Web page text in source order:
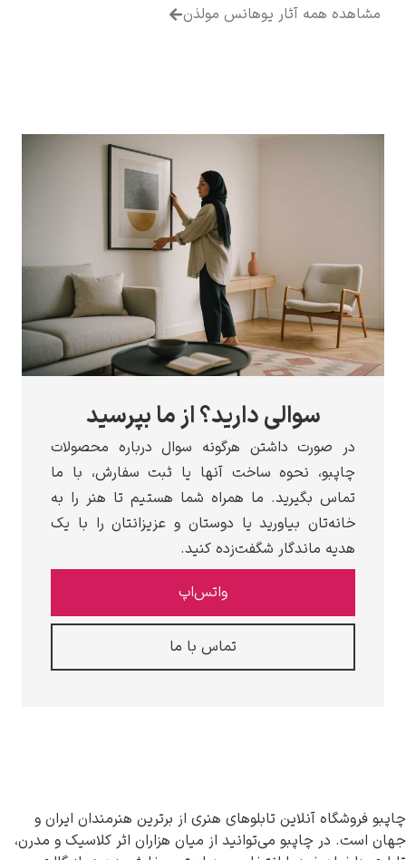
همه آثار یوهانس مولذن
سوالی دارید؟ از ما بپرسید
صورت داشتن هرگونه سوال درباره محصولات
نحوه ساخت آنها یا ثبت سفارش، با ما
بگیرید. ما همراه شما هستیم تا هنر را به
بیاورید یا دوستان و عزیزانتان را با یک
ماندگار شگفت‌زده کنید.
آنلاین تابلوهای هنری از برترین هنرمندان ایران و
چاپبو می‌توانید از میان هزاران اثر کلاسیک و مدرن،